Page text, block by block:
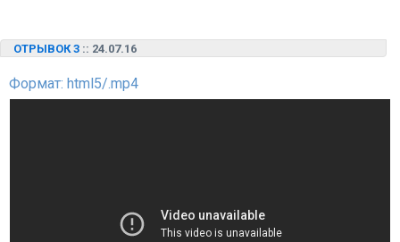
ОТРЫВОК 3 :: 24.07.16
Формат: html5/.mp4